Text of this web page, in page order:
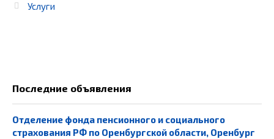
Услуги
Последние объявления
Отделение фонда пенсионного и социального
страхования РФ по Оренбургской области, Оренбург